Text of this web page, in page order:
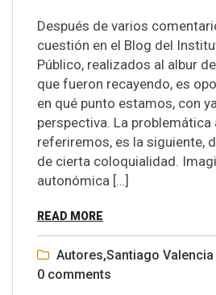
Después de varios
cuestión en el Blog del
Público, realizados al albur
que fueron recayendo, es
en qué punto estamos, con
perspectiva. La problemática
referiremos, es la siguiente,
de cierta coloquialidad.
autonómica […]
READ MORE
Autores,Santiago Valencia
0 comments